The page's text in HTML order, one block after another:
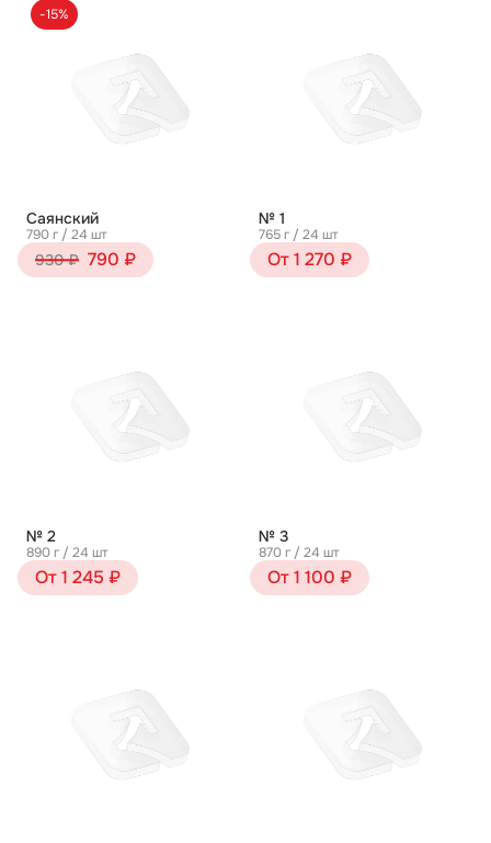
-15%
Саянский
790 г / 24 шт
930 ₽ 790 ₽
№ 1
765 г / 24 шт
От 1 270 ₽
№ 2
890 г / 24 шт
От 1 245 ₽
№ 3
870 г / 24 шт
От 1 100 ₽